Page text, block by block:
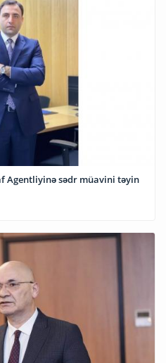
Agentliyinə sədr müavini təyin